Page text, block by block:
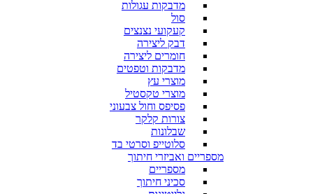
מדבקות עגולות
סול
קעקועי נצנצים
דבק ליצירה
חומרים ליצירה
מדבקות וטפטים
מוצרי עץ
מוצרי טקסטיל
פסיפס וחול צבעוני
צורות קלקר
שבלונות
סלוטייפ וסרטי בד
מספריים ואביזרי חיתוך
מספריים
סכיני חיתוך